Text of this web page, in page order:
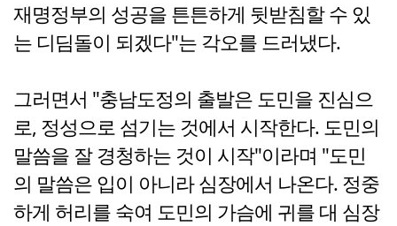
재명정부의 성공을 튼튼하게 뒷받침할 수 있
는 디딤돌이 되겠다"는 각오를 드러냈다.
그러면서 "충남도정의 출발은 도민을 진심으
로, 정성으로 섬기는 것에서 시작한다. 도민의
말씀을 잘 경청하는 것이 시작"이라며 "도민
의 말씀은 입이 아니라 심장에서 나온다. 정중
하게 허리를 숙여 도민의 가슴에 귀를 대 심장